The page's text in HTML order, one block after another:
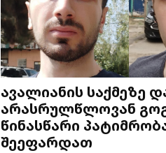
ავალიანის საქმეზე
არასრულწლოვან
წინასწარი
შეეფარდათ